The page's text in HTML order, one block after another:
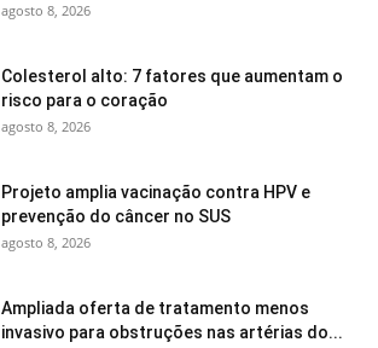
agosto 8, 2026
Colesterol alto: 7 fatores que aumentam o
risco para o coração
agosto 8, 2026
Projeto amplia vacinação contra HPV e
prevenção do câncer no SUS
agosto 8, 2026
Ampliada oferta de tratamento menos
invasivo para obstruções nas artérias do...